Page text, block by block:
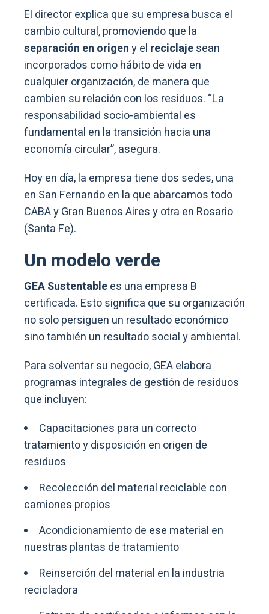
El director explica que su empresa busca el
cambio cultural, promoviendo que la
separación en origeny el reciclajesean
incorporados como hábito de vida en
cualquier organización, de manera que
cambien su relación con los residuos. “La
responsabilidad socio-ambiental es
fundamental en la transición hacia una
economía circular”, asegura.
Hoy en día, la empresa tiene dos sedes, una
en San Fernando en la que abarcamos todo
CABA y Gran Buenos Aires y otra en Rosario
(Santa Fe).
Un modelo verde
GEA Sustentablees una empresa B
certificada. Esto significa que su organización
no solo persiguen un resultado económico
sino también un resultado social y ambiental.
Para solventar su negocio, GEA elabora
programas integrales de gestión de residuos
que incluyen:
Capacitaciones para un correcto
tratamiento y disposición en origen de
residuos
Recolección del material reciclable con
camiones propios
Acondicionamiento de ese material en
nuestras plantas de tratamiento
Reinserción del material en la industria
recicladora